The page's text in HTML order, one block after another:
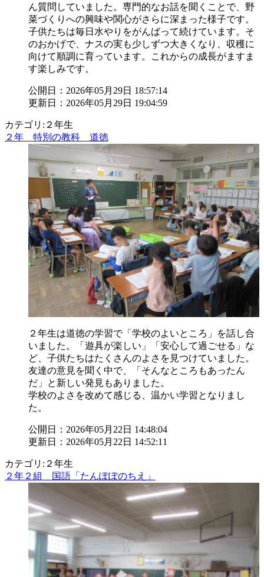
ん質問していました。専門的なお話を聞くことで、野
菜づくりへの興味や関心がさらに深まった様子です。
子供たちは毎日水やりをがんばって続けています。そ
のおかげで、ナスの実も少しずつ大きくなり、収穫に
向けて順調に育っています。これからの成長がますま
す楽しみです。
公開日：2026年05月29日 18:57:14
更新日：2026年05月29日 19:04:59
カテゴリ:２年生
２年 特別の教科 道徳
２年生は道徳の学習で「学校のよいところ」を話し合
いました。「遊具が楽しい」「安心して過ごせる」な
ど、子供たちはたくさんのよさを見つけていました。
友達の意見を聞く中で、「そんなところもあったん
だ」と新しい発見もありました。
学校のよさを改めて感じる、温かい学習となりまし
た。
公開日：2026年05月22日 14:48:04
更新日：2026年05月22日 14:52:11
カテゴリ:２年生
２年２組 国語「たんぽぽのちえ」